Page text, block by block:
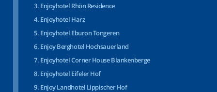
Enjoyhotel Rhön Residence
Enjoyhotel Harz
Enjoyhotel Eburon Tongeren
Enjoy Berghotel Hochsauerland
Enjoyhotel Corner House Blankenberge
Enjoyhotel Eifeler Hof
Enjoy Landhotel Lippischer Hof